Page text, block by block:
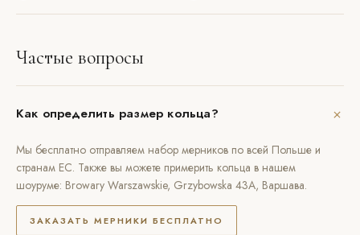
Частые вопросы
Как определить размер кольца? +
Мы бесплатно отправляем набор мерников по всей Польше и
странам ЕС. Также вы можете примерить кольца в нашем
шоуруме: Browary Warszawskie, Grzybowska 43A, Варшава.
ЗАКАЗАТЬ МЕРНИКИ БЕСПЛАТНО